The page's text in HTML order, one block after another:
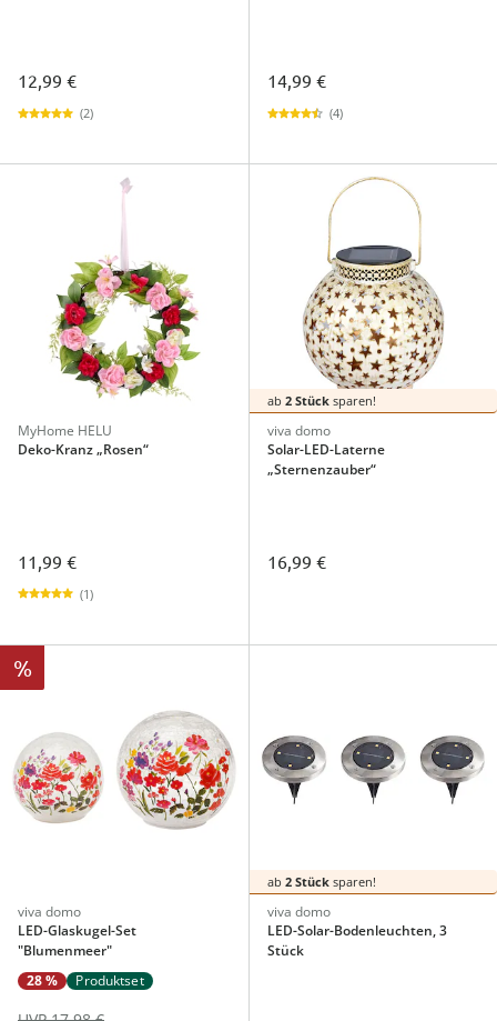
12,99 €
(2)
14,99 €
(4)
MyHome HELU
Deko-Kranz „Rosen“
11,99 €
(1)
ab 2 Stücksparen!
viva domo
Solar-LED-Laterne
„Sternenzauber“
16,99 €
%
viva domo
LED-Glaskugel-Set
"Blumenmeer"
28 %
Produktset
ab 2 Stücksparen!
viva domo
LED-Solar-Bodenleuchten, 3
Stück